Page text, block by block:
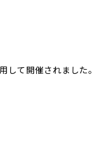
て開催されました。